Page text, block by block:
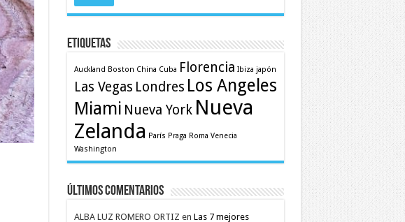
Etiquetas
Auckland Boston China Cuba Florencia Ibiza japón
Las Vegas Londres Los Angeles
Miami Nueva York Nueva
Zelanda París Praga Roma Venecia
Washington
Últimos comentarios
ALBA LUZ ROMERO ORTIZ en Las 7 mejores